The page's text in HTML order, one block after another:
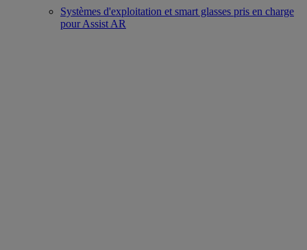
Systèmes d'exploitation et smart glasses pris en charge
pour Assist AR